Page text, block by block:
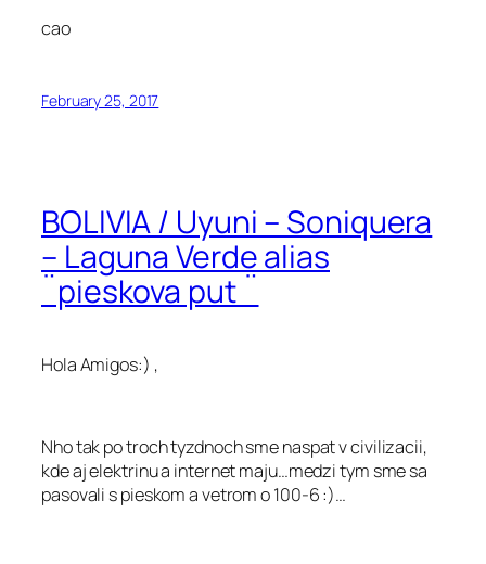
cao
February 25, 2017
BOLIVIA / Uyuni – Soniquera
– Laguna Verde alias
¨pieskova put ¨
Hola Amigos:) ,
Nho tak po troch tyzdnoch sme naspat v civilizacii,
kde aj elektrinu a internet maju…medzi tym sme sa
pasovali s pieskom a vetrom o 100-6 :)…